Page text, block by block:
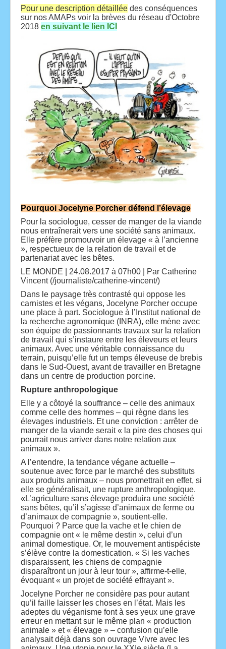
Pour une description détaillée des conséquences
sur nos AMAPs voir la brèves du réseau d'Octobre
2018 en suivant le lien ICI
Pourquoi Jocelyne Porcher défend l’élevage
Pour la sociologue, cesser de manger de la viande
nous entraînerait vers une société sans animaux.
Elle préfère promouvoir un élevage « à l’ancienne
», respectueux de la relation de travail et de
partenariat avec les bêtes.
LE MONDE | 24.08.2017 à 07h00 | Par Catherine
Vincent (/journaliste/catherine-vincent/)
Dans le paysage très contrasté qui oppose les
carnistes et les végans, Jocelyne Porcher occupe
une place à part. Sociologue à l’Institut national de
la recherche agronomique (INRA), elle mène avec
son équipe de passionnants travaux sur la relation
de travail qui s’instaure entre les éleveurs et leurs
animaux. Avec une véritable connaissance du
terrain, puisqu’elle fut un temps éleveuse de brebis
dans le Sud-Ouest, avant de travailler en Bretagne
dans un centre de production porcine.
Rupture anthropologique
Elle y a côtoyé la souffrance – celle des animaux
comme celle des hommes – qui règne dans les
élevages industriels. Et une conviction : arrêter de
manger de la viande serait « la pire des choses qui
pourrait nous arriver dans notre relation aux
animaux ».
A l’entendre, la tendance végane actuelle –
soutenue avec force par le marché des substituts
aux produits animaux – nous promettrait en effet, si
elle se généralisait, une rupture anthropologique.
«L’agriculture sans élevage produira une société
sans bêtes, qu’il s’agisse d’animaux de ferme ou
d’animaux de compagnie », soutient-elle.
Pourquoi ? Parce que la vache et le chien de
compagnie ont « le même destin », celui d’un
animal domestique. Or, le mouvement antispéciste
s’élève contre la domestication. « Si les vaches
disparaissent, les chiens de compagnie
disparaîtront un jour à leur tour », affirme-t-elle,
évoquant « un projet de société effrayant ».
Jocelyne Porcher ne considère pas pour autant
qu’il faille laisser les choses en l’état. Mais les
adeptes du véganisme font à ses yeux une grave
erreur en mettant sur le même plan « production
animale » et « élevage » – confusion qu’elle
analysait déjà dans son ouvrage Vivre avec les